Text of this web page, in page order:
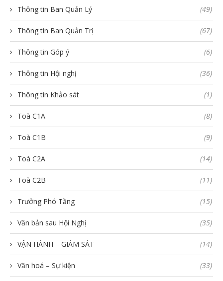
Thông tin Ban Quản Lý (49)
Thông tin Ban Quản Trị (67)
Thông tin Góp ý (6)
Thông tin Hội nghị (36)
Thông tin Khảo sát (1)
Toà C1A (8)
Toà C1B (9)
Toà C2A (14)
Toà C2B (11)
Trưởng Phó Tầng (15)
Văn bản sau Hội Nghị (35)
VẬN HÀNH – GIÁM SÁT (14)
Văn hoá – Sự kiện (33)